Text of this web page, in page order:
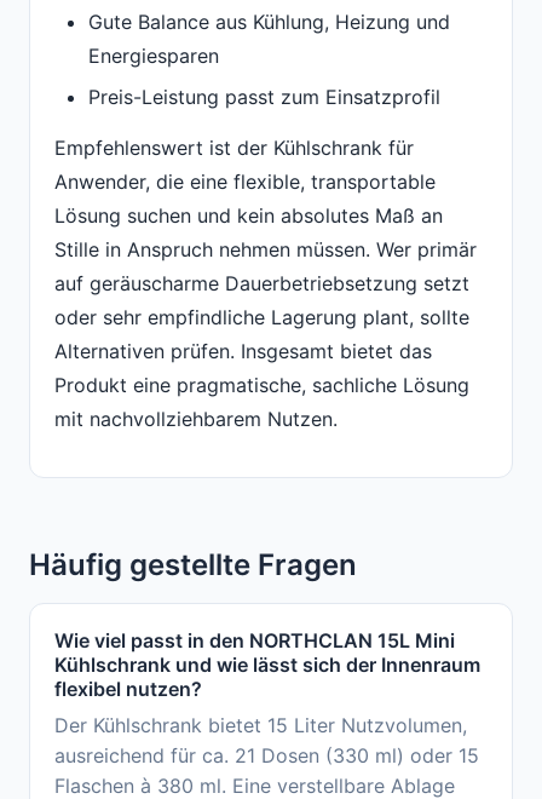
Gute Balance aus Kühlung, Heizung und
Energiesparen
Preis-Leistung passt zum Einsatzprofil
Empfehlenswert ist der Kühlschrank für
Anwender, die eine flexible, transportable
Lösung suchen und kein absolutes Maß an
Stille in Anspruch nehmen müssen. Wer primär
auf geräuscharme Dauerbetriebsetzung setzt
oder sehr empfindliche Lagerung plant, sollte
Alternativen prüfen. Insgesamt bietet das
Produkt eine pragmatische, sachliche Lösung
mit nachvollziehbarem Nutzen.
Häufig gestellte Fragen
Wie viel passt in den NORTHCLAN 15L Mini
Kühlschrank und wie lässt sich der Innenraum
flexibel nutzen?
Der Kühlschrank bietet 15 Liter Nutzvolumen,
ausreichend für ca. 21 Dosen (330 ml) oder 15
Flaschen à 380 ml. Eine verstellbare Ablage